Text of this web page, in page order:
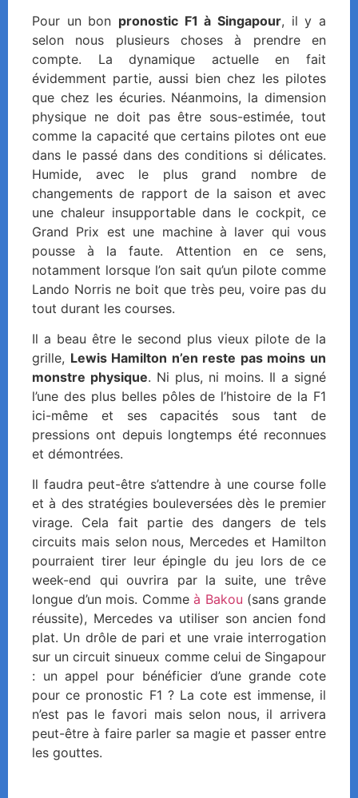
Pour un bon pronostic F1 à Singapour, il y a
selon nous plusieurs choses à prendre en
compte. La dynamique actuelle en fait
évidemment partie, aussi bien chez les pilotes
que chez les écuries. Néanmoins, la dimension
physique ne doit pas être sous-estimée, tout
comme la capacité que certains pilotes ont eue
dans le passé dans des conditions si délicates.
Humide, avec le plus grand nombre de
changements de rapport de la saison et avec
une chaleur insupportable dans le cockpit, ce
Grand Prix est une machine à laver qui vous
pousse à la faute. Attention en ce sens,
notamment lorsque l’on sait qu’un pilote comme
Lando Norris ne boit que très peu, voire pas du
tout durant les courses.
Il a beau être le second plus vieux pilote de la
grille, Lewis Hamilton n’en reste pas moins un
monstre physique. Ni plus, ni moins. Il a signé
l’une des plus belles pôles de l’histoire de la F1
ici-même et ses capacités sous tant de
pressions ont depuis longtemps été reconnues
et démontrées.
Il faudra peut-être s’attendre à une course folle
et à des stratégies bouleversées dès le premier
virage. Cela fait partie des dangers de tels
circuits mais selon nous, Mercedes et Hamilton
pourraient tirer leur épingle du jeu lors de ce
week-end qui ouvrira par la suite, une trêve
longue d’un mois. Commeà Bakou (sans grande
réussite), Mercedes va utiliser son ancien fond
plat. Un drôle de pari et une vraie interrogation
sur un circuit sinueux comme celui de Singapour
: un appel pour bénéficier d’une grande cote
pour ce pronostic F1 ? La cote est immense, il
n’est pas le favori mais selon nous, il arrivera
peut-être à faire parler sa magie et passer entre
les gouttes.